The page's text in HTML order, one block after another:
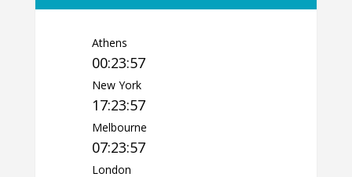
Athens
00:23:58
New York
17:23:58
Melbourne
07:23:58
London